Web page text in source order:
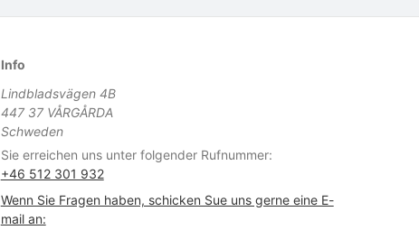
Info
Lindbladsvägen 4B
447 37 VÅRGÅRDA
Schweden
Sie erreichen uns unter folgender Rufnummer:
+46 512 301 932
Wenn Sie Fragen haben, schicken Sue uns gerne eine E-
mail an: